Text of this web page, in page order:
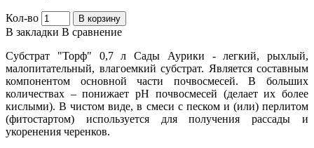
Кол-во В корзину
В закладки В сравнение
Субстрат "Торф" 0,7 л Сады Аурики - легкий, рыхлый,
малопитательный, влагоемкий субстрат. Является составным
компонентом основной части почвосмесей. В больших
количествах – понижает рН почвосмесей (делает их более
кислыми). В чистом виде, в смеси с песком и (или) перлитом
(фитостартом) используется для получения рассады и
укоренения черенков.